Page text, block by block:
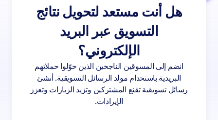
هل أنت مستعد لتحويل نتائج
التسويق عبر البريد
الإلكتروني؟
انضم إلى المسوقين الناجحين الذين حوّلوا حملاتهم
البريدية باستخدام مولد الرسائل التسويقية. أنشئ
رسائل تسويقية تقنع المشتركين وتزيد الزيارات وتعزز
الإيرادات.